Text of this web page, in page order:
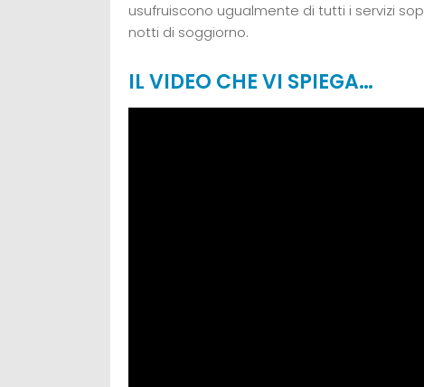
usufruiscono ugualmente di tutti i servizi
notti di soggiorno.
IL VIDEO CHE VI SPIEGA…